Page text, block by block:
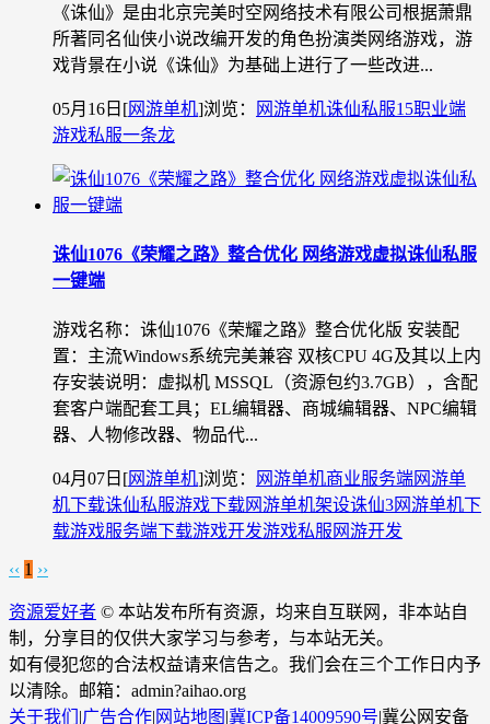
《诛仙》是由北京完美时空网络技术有限公司根据萧鼎
所著同名仙侠小说改编开发的角色扮演类网络游戏，游
戏背景在小说《诛仙》为基础上进行了一些改进...
05月16日 [网游单机]浏览： 网游单机诛仙私服15职业端
游戏私服一条龙
诛仙1076《荣耀之路》整合优化 网络游戏虚拟诛仙私服
一键端
游戏名称：诛仙1076《荣耀之路》整合优化版 安装配
置：主流Windows系统完美兼容 双核CPU 4G及其以上内
存安装说明：虚拟机 MSSQL（资源包约3.7GB），含配
套客户端配套工具；EL编辑器、商城编辑器、NPC编辑
器、人物修改器、物品代...
04月07日 [网游单机]浏览： 网游单机商业服务端网游单
机下载诛仙私服游戏下载网游单机架设诛仙3网游单机下
载游戏服务端下载游戏开发游戏私服 网游开发
‹‹ 1 ››
资源爱好者 © 本站发布所有资源，均来自互联网，非本站自
制，分享目的仅供大家学习与参考，与本站无关。
如有侵犯您的合法权益请来信告之。我们会在三个工作日内予
以清除。邮箱：admin?aihao.org
关于我们 |广告合作| 网站地图 |冀ICP备14009590号|冀公网安备